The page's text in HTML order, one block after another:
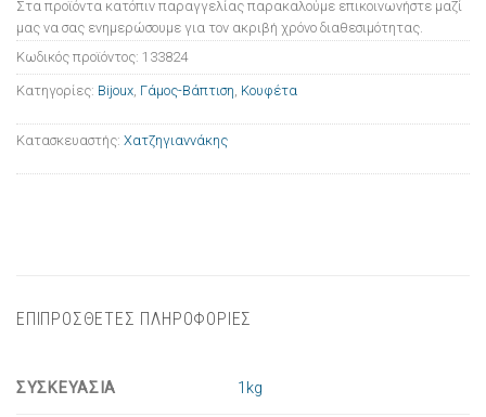
Στα προϊόντα κατόπιν παραγγελίας παρακαλούμε επικοινωνήστε μαζί
μας να σας ενημερώσουμε για τον ακριβή χρόνο διαθεσιμότητας.
Κωδικός προϊόντος: 133824
Κατηγορίες: Bijoux Γάμος-Βάπτιση Κουφέτα
Κατασκευαστής: Χατζηγιαννάκης
ΕΠΙΠΡΟΣΘΕΤΕΣ ΠΛΗΡΟΦΟΡΙΕΣ
ΣΥΣΚΕΥΑΣΙΑ 1kg